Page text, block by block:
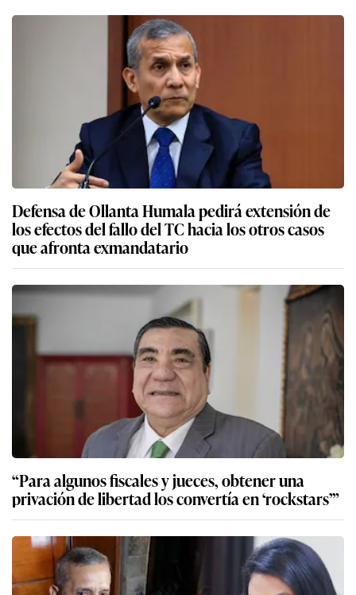
Defensa de Ollanta Humala pedirá extensión de
los efectos del fallo del TC hacia los otros casos
que afronta exmandatario
“Para algunos fiscales y jueces, obtener una
privación de libertad los convertía en ‘rockstars’”